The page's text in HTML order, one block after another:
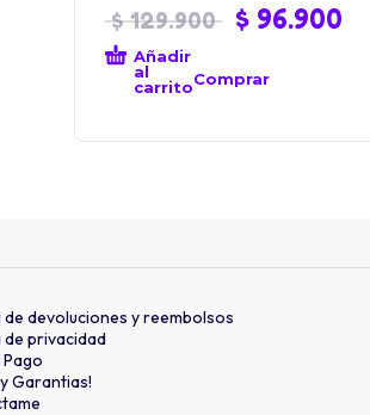
$129.900 $ 96.900
Añadir
al
carritoComprar
de devoluciones y reembolsos
de privacidad
Garantias!